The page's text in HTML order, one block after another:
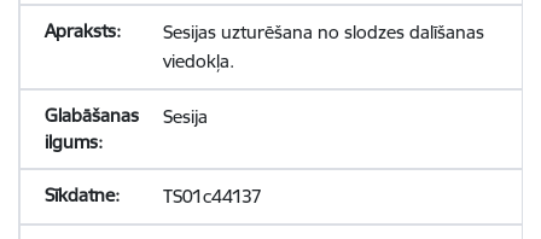
Sesijas uzturēšana no slodzes dalīšanas
viedokļa.
Sesija
TS01c44137